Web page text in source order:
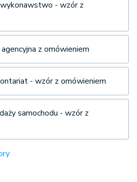
- wzór z
z omówieniem
- wzór z omówieniem
samochodu - wzór z